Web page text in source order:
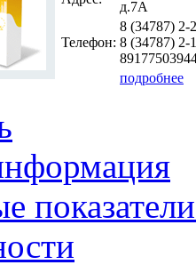
д.7А
Телефон:
8 (34787) 2-
8 (34787) 2-
подробнее